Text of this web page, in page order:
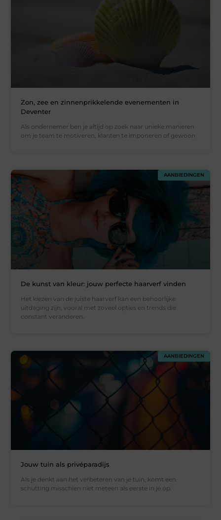
Zon, zee en zinnenprikkelende evenementen in
Deventer
Als ondernemer ben je altijd op zoek naar unieke manieren
om je team te motiveren, klanten te imponeren of gewoon
AANBIEDINGEN
De kunst van kleur: jouw perfecte haarverf vinden
Het kiezen van de juiste haarverf kan een behoorlijke
uitdaging zijn, vooral met zoveel opties en trends die
constant veranderen.
AANBIEDINGEN
Jouw tuin als privéparadijs
Als je denkt aan het verbeteren van je tuin, komt een
schutting misschien niet meteen als eerste in je op.